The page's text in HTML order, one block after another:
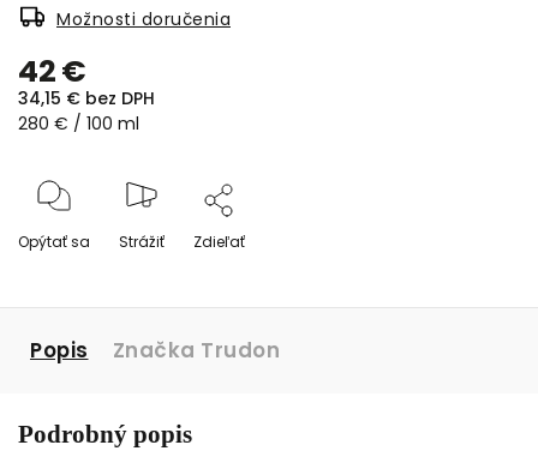
42 €
34,15 € bez DPH
280 € / 100 ml
Možnosti doručenia
Opýtať sa Strážiť Zdieľať
Popis Značka Trudon
Podrobný popis